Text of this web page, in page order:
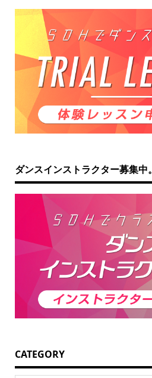
ダンスインストラクター募集中。
CATEGORY